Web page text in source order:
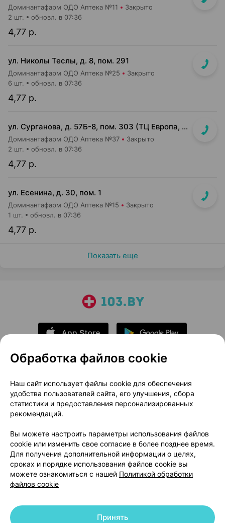
Доминантафарм ОДО Аптека №11 Закрыто
4,77 р.
2 шт. обновл. в 07:36
ул. Николы Теслы, д. 8, пом. 291
Доминантафарм ОДО Аптека №25 Закрыто
4,77 р.
6 шт. обновл. в 07:36
ул. Сурганова, д. 57Б-8, пом. 303 (ТЦ Европа, 3 этаж)
Доминантафарм ОДО Аптека №37 Закрыто
4,77 р.
2 шт. обновл. в 07:36
ул. Есенина, д. 30, пом. 1
Доминантафарм ОДО Аптека №15 Закрыто
4,77 р.
1 шт. обновл. в 07:36
Показать еще
О проекте
Новости проекта
Размещение рекламы
Медицинский маркетинг
Публичный договор
Доставка
Способы оплаты
Вакансии
Партнеры
Написать руководителю 103.by
Написать в поддержку
Персональные настройки Cookie
Обработка файлов cookie
Наш сайт использует файлы cookie для обеспечения
удобства пользователей сайта, его улучшения, сбора
статистики и предоставления персонализированных
рекомендаций.
Вы можете настроить параметры использования файлов
cookie или изменить свое согласие в более позднее время.
Для получения дополнительной информации о целях,
сроках и порядке использования файлов cookie вы
можете ознакомиться с нашей Политикой обработки
файлов cookie
Принять